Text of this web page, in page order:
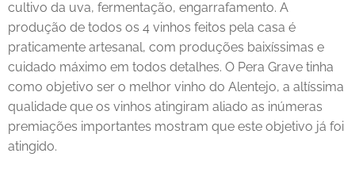
cultivo da uva, fermentação, engarrafamento. A
produção de todos os 4 vinhos feitos pela casa é
praticamente artesanal, com produções baixíssimas e
cuidado máximo em todos detalhes. O Pera Grave tinha
como objetivo ser o melhor vinho do Alentejo, a altíssima
qualidade que os vinhos atingiram aliado as inúmeras
premiações importantes mostram que este objetivo já foi
atingido.